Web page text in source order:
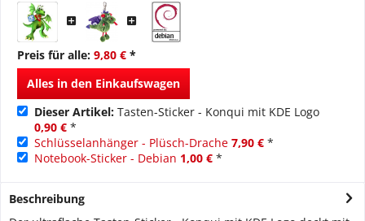
Preis für alle: 9,80 € *
Alles in den Einkaufswagen
Dieser Artikel: Tasten-Sticker - Konqui mit KDE Logo
0,90 € *
Schlüsselanhänger - Plüsch-Drache 7,90 € *
Notebook-Sticker - Debian 1,00 € *
Beschreibung